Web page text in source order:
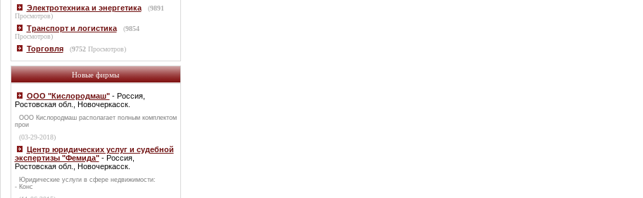
Электротехника и энергетика (9891
Просмотров)
Транспорт и логистика (9854
Просмотров)
Торговля (9752Просмотров)
Новые фирмы
ООО "Кислородмаш"- Россия,
Ростовская обл., Новочеркасск.
ООО Кислородмаш располагает полным комплектом
прои
(03-29-2018)
Центр юридических услуг и судебной
экспертизы "Фемида"- Россия,
Ростовская обл., Новочеркасск.
Юридические услуги в сфере недвижимости:
- Конс